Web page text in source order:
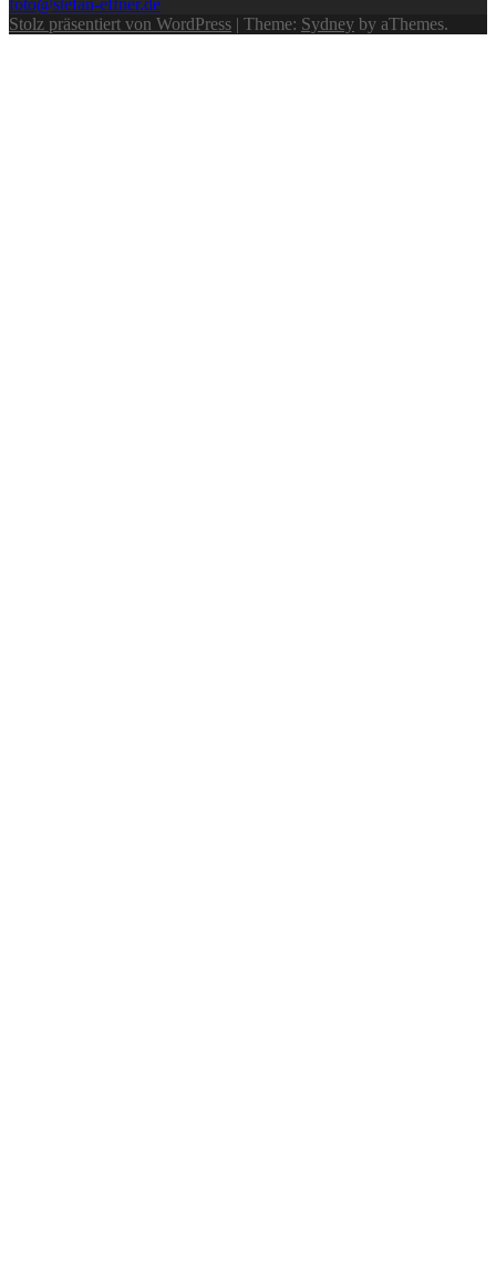
Stolz präsentiert von WordPress | Theme: Sydney by aThemes.